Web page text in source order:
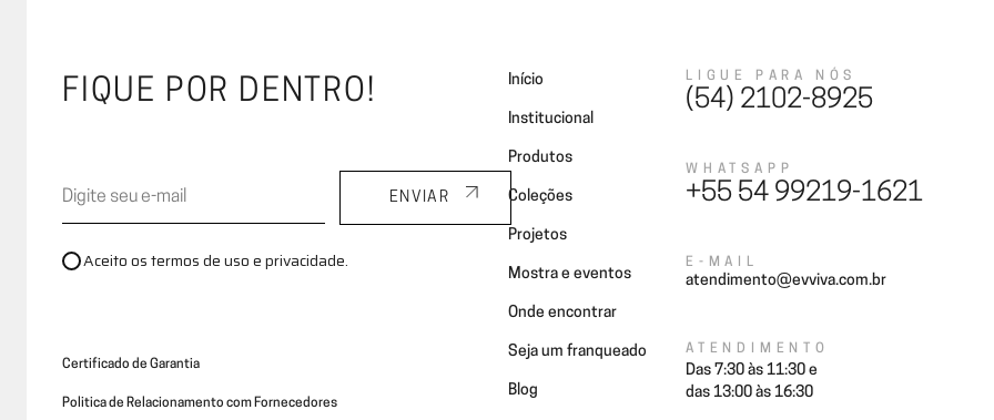
FIQUE POR DENTRO!
Aceito os termos de uso e privacidade.
ENVIAR
Certificado de Garantia
Politica de Relacionamento com Fornecedores
Início
Institucional
Produtos
Coleções
Projetos
Mostra e eventos
Onde encontrar
Seja um franqueado
Blog
LIGUE PARA NÓS
(54) 2102-8925
WHATSAPP
+55 54 99219-1621
E-MAIL
atendimento@evviva.com.br
ATENDIMENTO
Das 7:30 às 11:30 e
das 13:00 às 16:30